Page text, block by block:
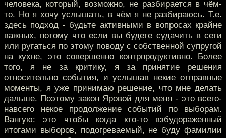
человека, который, возможно, не разбирается в чём-
то. Но я хочу услышать, в чём я не разбираюсь. Т.е.
здесь подход - будьте активными в вопросах крайне
важных, потому что если вы будете судачить в сети
или ругаться по этому поводу с собственной супругой
на кухне, это совершенно контрпродуктивно. Более
того, я не за критику, я за принятие решения
относительно события, и услышав некие отправные
моменты, я уже принимаю решение, что мне делать
дальше. Поэтому закон Яровой для меня - это всего-
навсего некое продолжение событий по выборам.
Вангую: это чтобы когда кто-то взбудораженный
итогами выборов, подогреваемый, не буду фамилии